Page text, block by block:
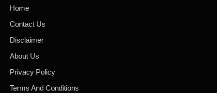
Home
Contact Us
Disclaimer
About Us
Privacy Policy
Terms And Conditions